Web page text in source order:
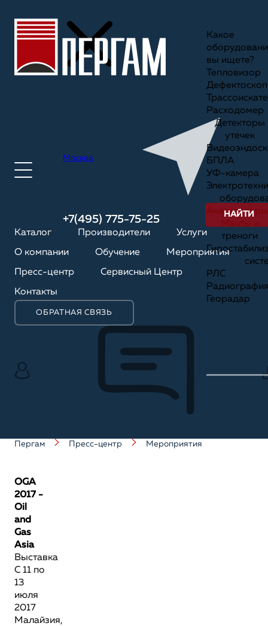
Москва
+7(495) 775-75-25
Каталог Производители Услуги
О компании Обучение Мероприятия
Пресс-центр Сервисный Центр
Контакты
ОБРАТНАЯ СВЯЗЬ
Какое
вы ищете?
Тепловизор
Дефектоскоп
Расходомер
Детекторы
утечек
БПЛА
УФ-камера
Анализаторы
треноги
РЛС
Георадар
НАЙТИ
Пергам Пресс-центр Мероприятия
OGA
2017 -
Oil
and
Gas
Asia
Выставка
С 11 по
13
июля
2017
Малайзия,